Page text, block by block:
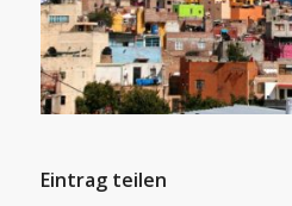
Eintrag teilen